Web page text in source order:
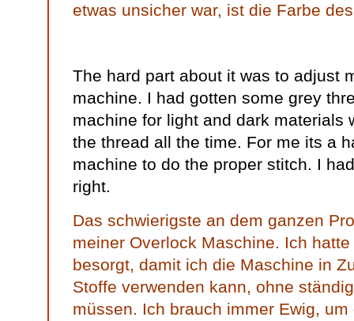
etwas unsicher war, ist die Farbe
The hard part about it was to adjust
machine. I had gotten some grey
machine for light and dark materials
the thread all the time. For me its a
machine to do the proper stitch. I
right.
Das schwierigste an dem ganzen
meiner Overlock Maschine. Ich
besorgt, damit ich die Maschine in
Stoffe verwenden kann, ohne
müssen. Ich brauch immer Ewig,